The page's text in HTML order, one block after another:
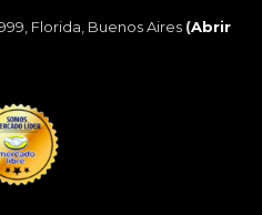
Florida, Buenos Aires (Abrir